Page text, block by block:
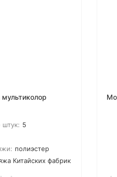
штук: 5
полиэстер
Китайских фабрик